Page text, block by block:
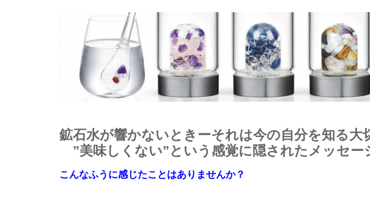
鉱石水が響かないときーそれは今の自分を知る大
”美味しくない”という感覚に隠されたメッセー
こんなふうに感じたことはありませんか？